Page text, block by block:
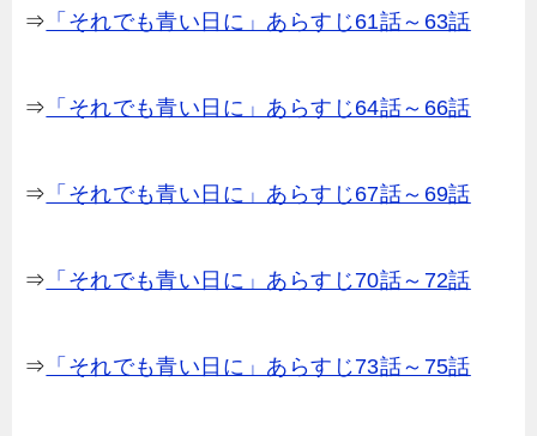
⇒ 「それでも青い日に」あらすじ61話～63話
⇒ 「それでも青い日に」あらすじ64話～66話
⇒ 「それでも青い日に」あらすじ67話～69話
⇒ 「それでも青い日に」あらすじ70話～72話
⇒ 「それでも青い日に」あらすじ73話～75話